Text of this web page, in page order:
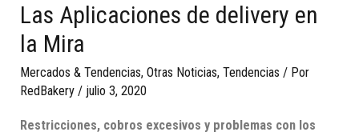
Las Aplicaciones de delivery en
la Mira
Mercados & Tendencias,Otras Noticias,Tendencias / Por
RedBakery / julio 3, 2020
Restricciones, cobros excesivos y problemas con los